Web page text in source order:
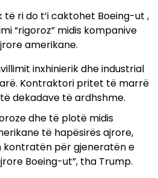
të ri do t’i caktohet Boeing-ut ,
“rigoroz” midis kompanive
amerikane.
inxhinierik dhe industrial
Kontraktori pritet të marrë
dekadave të ardhshme.
dhe të plotë midis
të hapësirës ajrore,
kontratën për gjeneratën e
Boeing-ut”, tha Trump.